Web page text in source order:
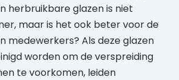
herbruikbare glazen is niet
maar is het ook beter voor de
medewerkers? Als deze glazen
worden om de verspreiding
te voorkomen, leiden